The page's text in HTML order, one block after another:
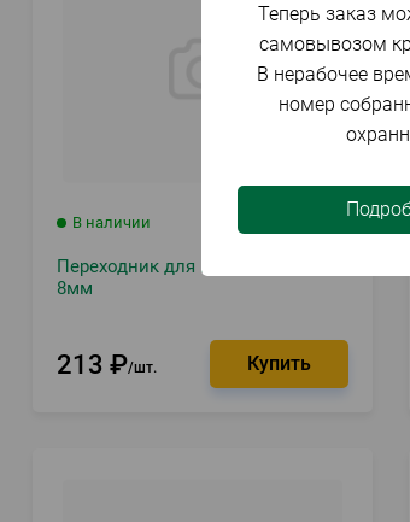
В наличии
Переходник для компрессора
8мм
213 ₽ шт.
Теперь заказ
самовывозом
В нерабочее
номер